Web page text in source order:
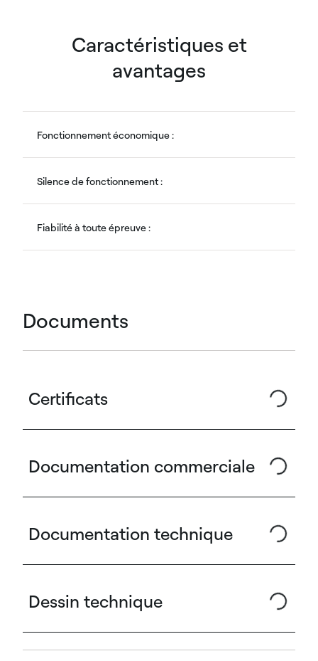
Caractéristiques et
avantages
Fonctionnement économique :
Silence de fonctionnement :
Fiabilité à toute épreuve :
Documents
Certificats
Documentation commerciale
Documentation technique
Dessin technique